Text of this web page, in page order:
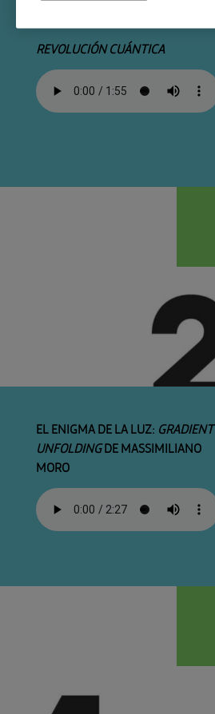
REVOLUCIÓN CUÁNTICA
EL ENIGMA DE LA LUZ: GRADIENT
UNFOLDINGDE MASSIMILIANO
MORO